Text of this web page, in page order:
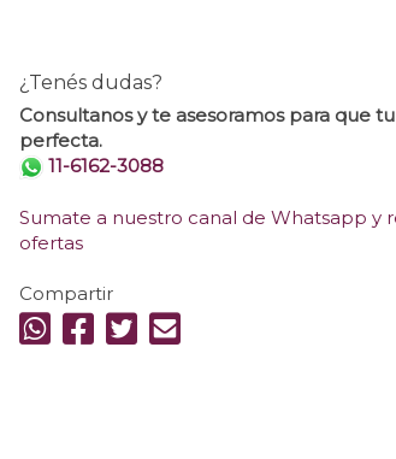
¿Tenés dudas?
Consultanos y te asesoramos para que
perfecta.
11-6162-3088
Sumate a nuestro canal de Whatsapp y
ofertas
Compartir